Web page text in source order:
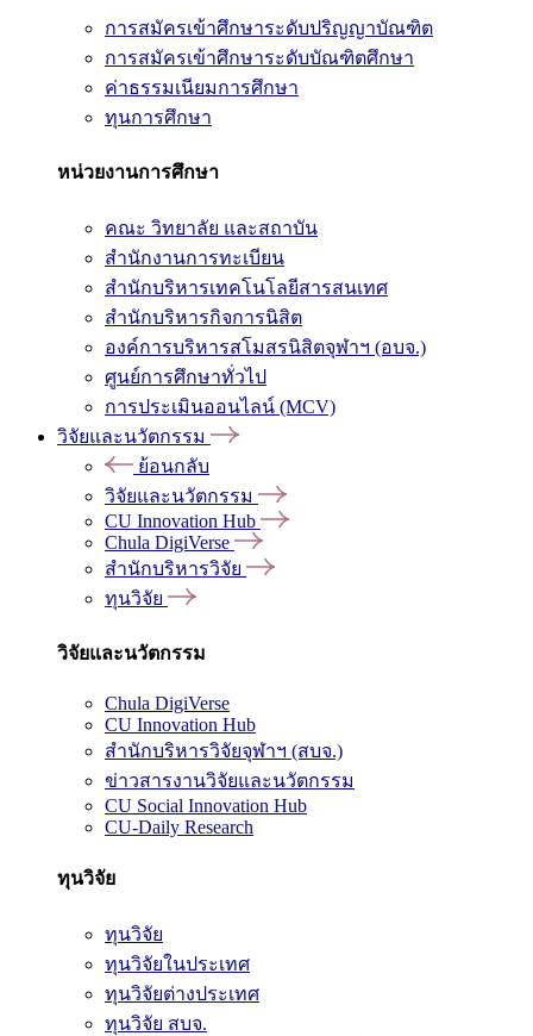
การสมัครเข้าศึกษาระดับปริญญาบัณฑิต
การสมัครเข้าศึกษาระดับบัณฑิตศึกษา
ค่าธรรมเนียมการศึกษา
ทุนการศึกษา
หน่วยงานการศึกษา
คณะ วิทยาลัย และสถาบัน
สำนักงานการทะเบียน
สำนักบริหารเทคโนโลยีสารสนเทศ
สำนักบริหารกิจการนิสิต
องค์การบริหารสโมสรนิสิตจุฬาฯ (อบจ.)
ศูนย์การศึกษาทั่วไป
การประเมินออนไลน์ (MCV)
วิจัยและนวัตกรรม
ย้อนกลับ
วิจัยและนวัตกรรม
CU Innovation Hub
Chula DigiVerse
สำนักบริหารวิจัย
ทุนวิจัย
วิจัยและนวัตกรรม
Chula DigiVerse
CU Innovation Hub
สำนักบริหารวิจัยจุฬาฯ (สบจ.)
ข่าวสารงานวิจัยและนวัตกรรม
CU Social Innovation Hub
CU-Daily Research
ทุนวิจัย
ทุนวิจัย
ทุนวิจัยในประเทศ
ทุนวิจัยต่างประเทศ
ทุนวิจัย สบจ.